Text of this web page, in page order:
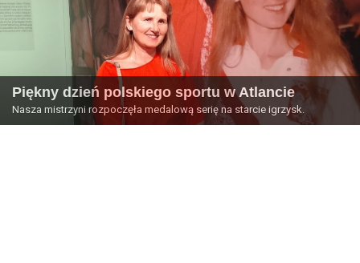
Piękny dzień polskiego sportu w Atlancie
Nasza mistrzyni rozpoczęła medalową serię na starcie igrzysk.